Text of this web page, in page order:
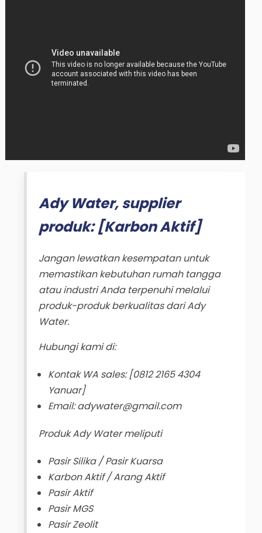
Ady Water, supplier
produk: [Karbon Aktif]
Jangan lewatkan kesempatan untuk
memastikan kebutuhan rumah tangga
atau industri Anda terpenuhi melalui
produk-produk berkualitas dari Ady
Water.
Hubungi kami di:
Kontak WA sales: [0812 2165 4304
Yanuar]
Email: adywater@gmail.com
Produk Ady Water meliputi
Pasir Silika / Pasir Kuarsa
Karbon Aktif / Arang Aktif
Pasir Aktif
Pasir MGS
Pasir Zeolit